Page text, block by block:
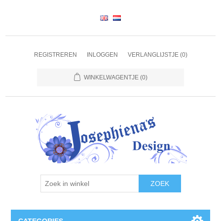
REGISTREREN INLOGGEN VERLANGLIJSTJE (0)
WINKELWAGENTJE (0)
ZOEK